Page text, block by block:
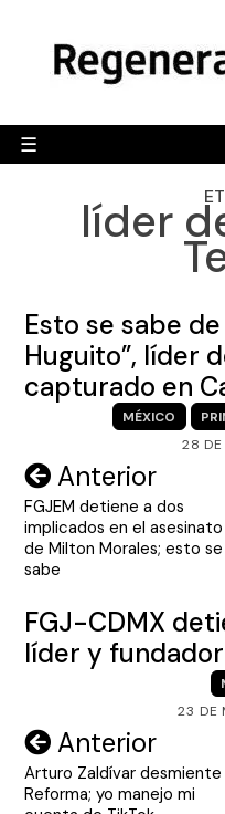
content
☰
líder
Esto se sabe
Huguito”, líder
capturado en
MÉXICO
28
Navegación
de
entradas
Anterior
FGJEM detiene a dos
implicados en el asesinato
de Milton Morales; esto se
sabe
FGJ-CDMX
líder y
23 DE
Navegación
de
Anterior
Arturo Zaldívar desmiente
Reforma; yo manejo mi